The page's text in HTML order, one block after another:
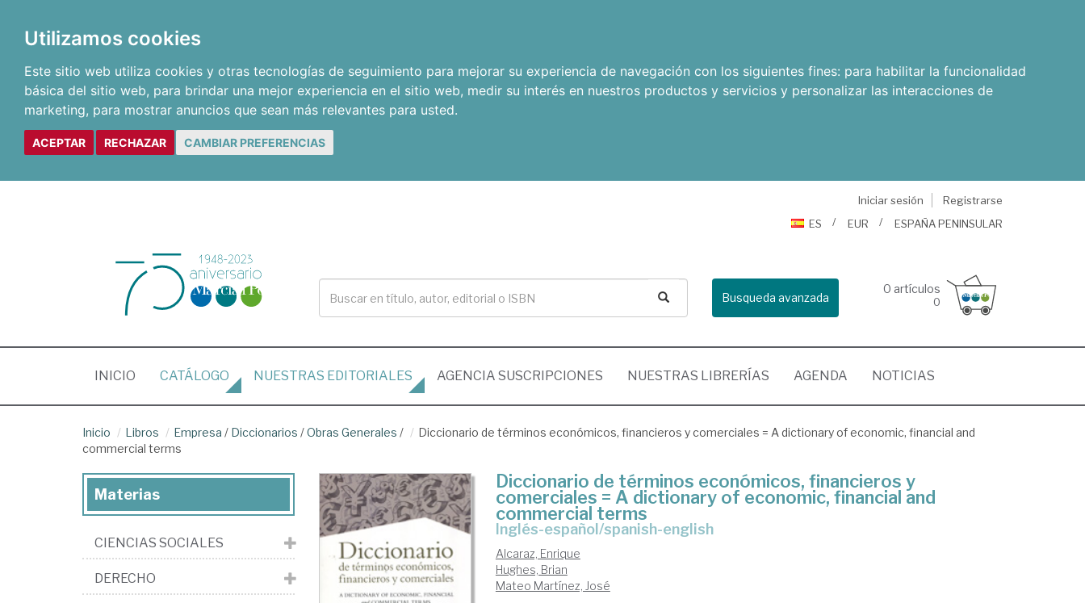
Utilizamos cookies
Este sitio web utiliza cookies y otras tecnologías de seguimiento para mejorar su experiencia de navegación con los siguientes fines: para habilitar la funcionalidad
básica del sitio web, para brindar una mejor experiencia en el sitio web, medir su interés en nuestros productos y servicios y personalizar las interacciones de
marketing, para mostrar anuncios que sean más relevantes para usted.
ACEPTAR RECHAZAR CAMBIAR PREFERENCIAS
Iniciar sesión
Registrarse
ES
EUR ESPAÑA PENINSULAR
Busqueda avanzada
0 artículos
0
INICIO (CURRENT)
CATÁLOGO NUESTRAS EDITORIALES AGENCIA SUSCRIPCIONES NUESTRAS LIBRERÍAS AGENDA NOTICIAS
Inicio Libros Empresa / Diccionarios /Obras Generales /
Diccionario de términos económicos, financieros y comerciales = A dictionary of economic, financial and
commercial terms
Diccionario de términos económicos, financieros y
comerciales = A dictionary of economic, financial and
commercial terms
inglés-español/spanish-english
Alcaraz, Enrique
Hughes, Brian
Mateo Martínez, José
Materias
CIENCIAS SOCIALES
DERECHO